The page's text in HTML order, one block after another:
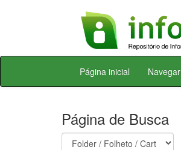
Skip
Página inicial Navegar
Página de Busca